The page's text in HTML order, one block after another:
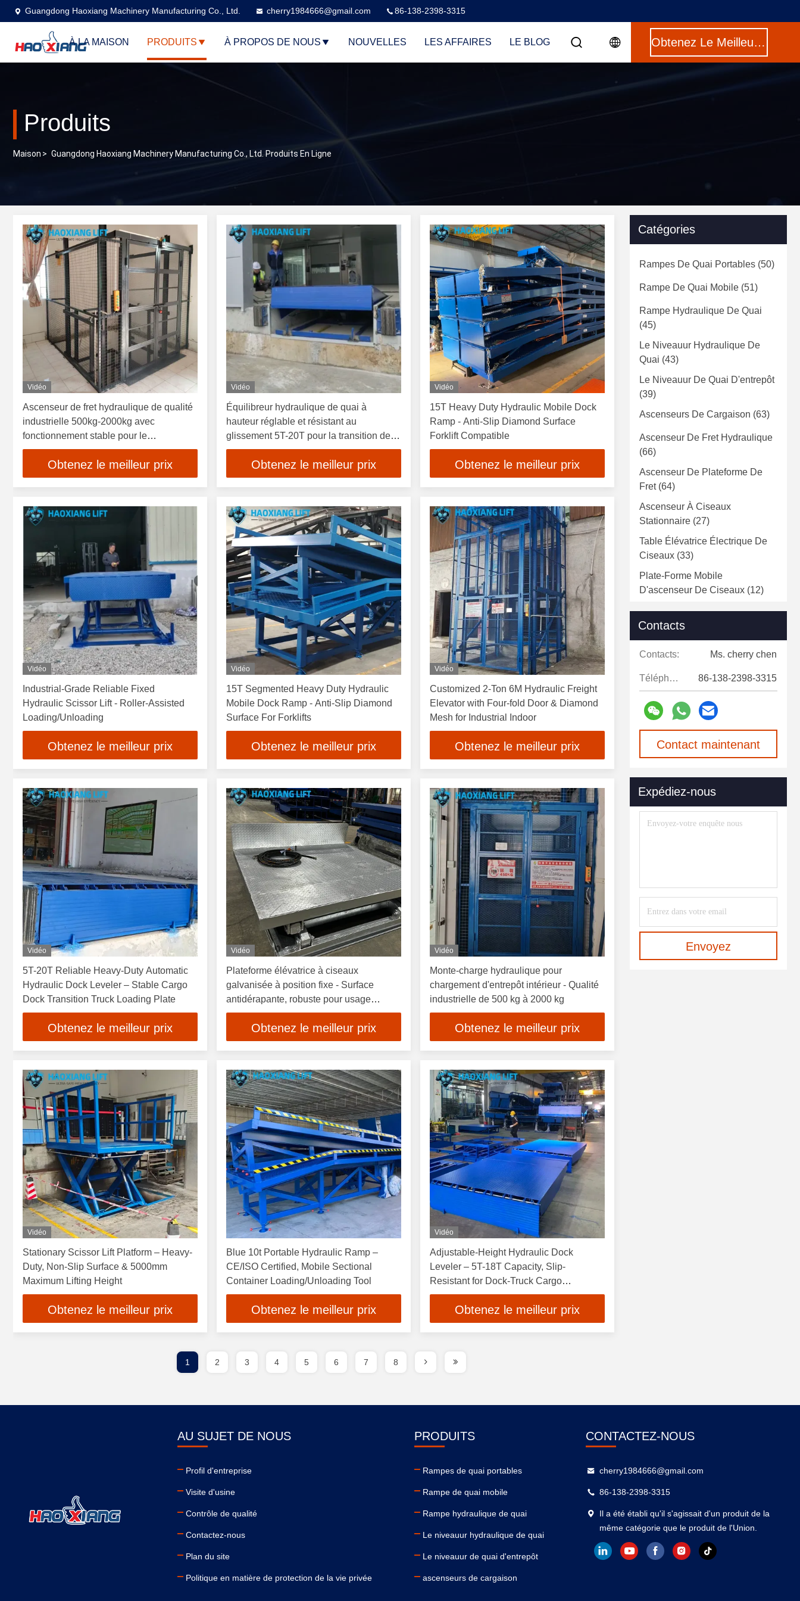
Guangdong Haoxiang Machinery Manufacturing Co., Ltd. cherry1984666@gmail.com 86-138-2398-3315
À LA MAISON PRODUITS À PROPOS DE NOUS NOUVELLES LES AFFAIRES LE BLOG Obtenez Le Meilleur Prix
Produits
Maison > Guangdong Haoxiang Machinery Manufacturing Co., Ltd. Produits En Ligne
Vidéo
Ascenseur de fret hydraulique de qualité
industrielle 500kg-2000kg avec
fonctionnement stable pour le
chargement en entrepôt intérieur
Obtenez le meilleur prix
Vidéo
Équilibreur hydraulique de quai à
hauteur réglable et résistant au
glissement 5T-20T pour la transition de la
cargaison entre quai et camion
Obtenez le meilleur prix
Vidéo
15T Heavy Duty Hydraulic Mobile Dock
Ramp - Anti-Slip Diamond Surface
Forklift Compatible
Obtenez le meilleur prix
Vidéo
Industrial-Grade Reliable Fixed
Hydraulic Scissor Lift - Roller-Assisted
Loading/Unloading
Obtenez le meilleur prix
Vidéo
15T Segmented Heavy Duty Hydraulic
Mobile Dock Ramp - Anti-Slip Diamond
Surface For Forklifts
Obtenez le meilleur prix
Vidéo
Customized 2-Ton 6M Hydraulic Freight
Elevator with Four-fold Door & Diamond
Mesh for Industrial Indoor
Obtenez le meilleur prix
Vidéo
5T-20T Reliable Heavy-Duty Automatic
Hydraulic Dock Leveler – Stable Cargo
Dock Transition Truck Loading Plate
Obtenez le meilleur prix
Vidéo
Plateforme élévatrice à ciseaux
galvanisée à position fixe - Surface
antidérapante, robuste pour usage
industriel intensif, structure stable et
longue durée de vie
Obtenez le meilleur prix
Vidéo
Monte-charge hydraulique pour
chargement d'entrepôt intérieur - Qualité
industrielle de 500 kg à 2000 kg
Obtenez le meilleur prix
Vidéo
Stationary Scissor Lift Platform – Heavy-
Duty, Non-Slip Surface & 5000mm
Maximum Lifting Height
Obtenez le meilleur prix
Blue 10t Portable Hydraulic Ramp –
CE/ISO Certified, Mobile Sectional
Container Loading/Unloading Tool
Obtenez le meilleur prix
Vidéo
Adjustable-Height Hydraulic Dock
Leveler – 5T-18T Capacity, Slip-
Resistant for Dock-Truck Cargo
Transition
Obtenez le meilleur prix
Catégories
Rampes De Quai Portables (50)
Rampe De Quai Mobile (51)
Rampe Hydraulique De Quai
(45)
Le Niveauur Hydraulique De
Quai (43)
Le Niveauur De Quai D'entrepôt
(39)
Ascenseurs De Cargaison (63)
Ascenseur De Fret Hydraulique
(66)
Ascenseur De Plateforme De
Fret(64)
Ascenseur À Ciseaux
Stationnaire (27)
Table Élévatrice Électrique De
Ciseaux (33)
Plate-Forme Mobile
D'ascenseur De Ciseaux (12)
Ascenseurs De Matériaux
Verticaux(8)
Contacts
Contacts: Ms. cherry chen
Téléphone: 86-138-2398-3315
Contact maintenant
Expédiez-nous
Envoyez
1 2 3 4 5 6 7 8
AU SUJET DE NOUS
Profil d'entreprise
Visite d'usine
Contrôle de qualité
Contactez-nous
Plan du site
Politique en matière de protection de la vie privée
PRODUITS
Rampes de quai portables
Rampe de quai mobile
Rampe hydraulique de quai
Le niveauur hydraulique de quai
Le niveauur de quai d'entrepôt
ascenseurs de cargaison
CONTACTEZ-NOUS
cherry1984666@gmail.com
86-138-2398-3315
Il a été établi qu'il s'agissait d'un produit de la
même catégorie que le produit de l'Union.